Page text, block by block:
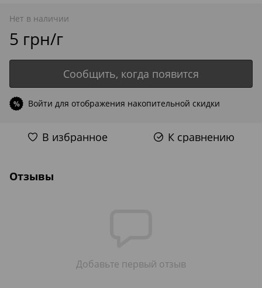
Нет в наличии
5 грн/г
Сообщить, когда появится
% Войти для отображения накопительной скидки
В избранное К сравнению
Отзывы
Добавьте первый отзыв